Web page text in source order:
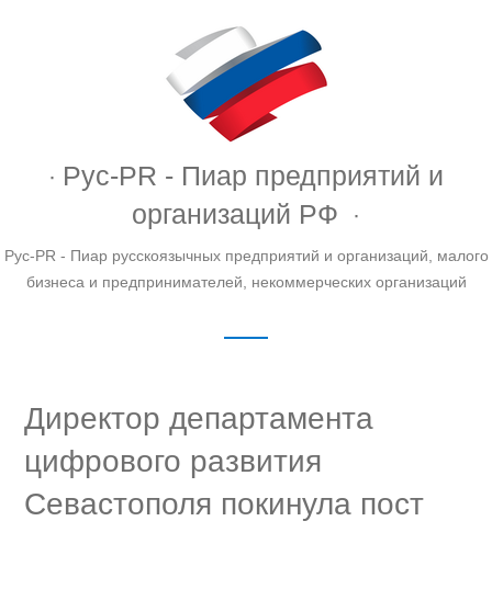
Рус-PR - Пиар предприятий и
организаций РФ
Рус-PR - Пиар русскоязычных предприятий и организаций, малого
бизнеса и предпринимателей, некоммерческих организаций
Директор департамента
цифрового развития
Севастополя покинула пост